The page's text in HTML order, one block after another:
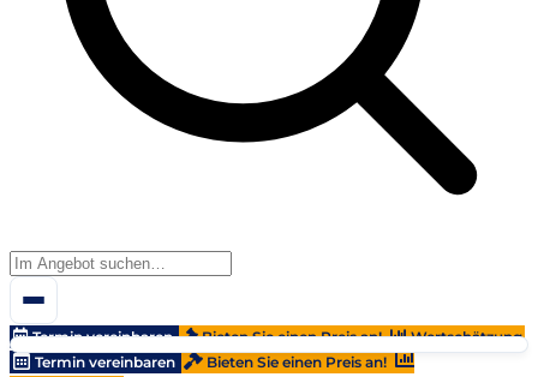
Termin vereinbaren Bieten Sie einen Preis an!
Wertschätzung
Termin vereinbaren
Bieten Sie einen Preis an!